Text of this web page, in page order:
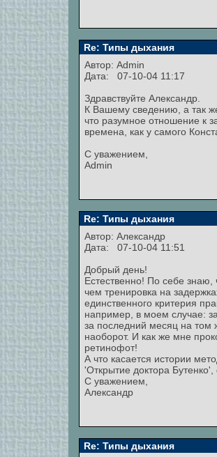
Re: Типы дыхания
Автор: Admin
Дата: 07-10-04 11:17
Здравствуйте Александр.
К Вашему сведению, а так
что разумное отношение к
времена, как у самого
С уважением,
Admin
Re: Типы дыхания
Автор: Александр
Дата: 07-10-04 11:51
Добрый день!
Естественно! По себе
чем тренировка на
единственного критерия
например, в моем случае:
за последний месяц на том
наоборот. И как же мне
ретинофот!
А что касается истории
'Открытие доктора Бутенко',
С уважением,
Александр
Re: Типы дыхания